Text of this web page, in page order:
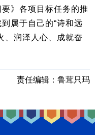
》各项目标任务的推
属于自己的“诗和远
、润泽人心、成就奋
责任编辑： 鲁茸只玛